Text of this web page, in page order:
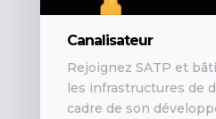
Canalisateur
Rejoignez SATP et
les infrastructures de
cadre de son